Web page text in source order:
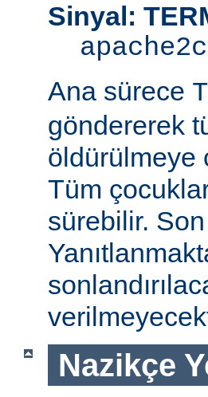
Sinyal:
Ana sürece
göndererek
öldürülmeye
Tüm
sürebilir.
Nazikçe